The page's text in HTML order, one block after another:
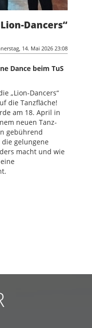
Dancers“
14. Mai 2026 23:08
Dance beim TuS
„Lion-Dancers“
die Tanzfläche!
am 18. April in
neuen Tanz-
gebührend
gelungene
macht und wie